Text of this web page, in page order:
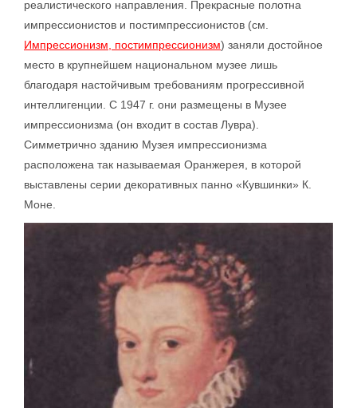
реалистического направления. Прекрасные полотна
импрессионистов и постимпрессионистов (см.
Импрессионизм, постимпрессионизм) заняли достойное
место в крупнейшем национальном музее лишь
благодаря настойчивым требованиям прогрессивной
интеллигенции. С 1947 г. они размещены в Музее
импрессионизма (он входит в состав Лувра).
Симметрично зданию Музея импрессионизма
расположена так называемая Оранжерея, в которой
выставлены серии декоративных панно «Кувшинки» К.
Моне.